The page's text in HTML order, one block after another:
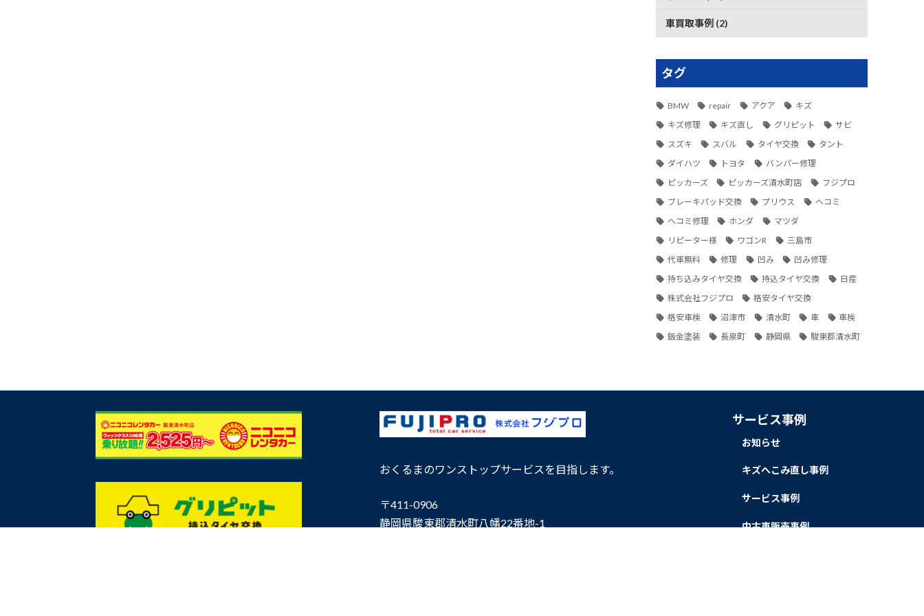
車買取事例 (2)
タグ
BMW repair アクア
キズ
キズ修理
キズ直し グリピット
サビ
スズキ
スバル タイヤ交換
タント
ダイハツ
トヨタ
バンパー修理
ピッカーズ
ピッカーズ清水町店
フジプロ
ブレーキパッド交換
プリウス
ヘコミ
ヘコミ修理
ホンダ
マツダ
リピーター様
ワゴンR
三島市
代車無料
修理 凹み
凹み修理
持ち込みタイヤ交換
持込タイヤ交換
日産
株式会社フジプロ
格安タイヤ交換
格安車検
沼津市 清水町 車
車検
鈑金塗装
長泉町 静岡県 駿東郡清水町
おくるまのワンストップサービスを目指します。
〒411-0906
静岡県駿東郡清水町八幡22番地-1
サービス事例
お知らせ
キズへこみ直し事例
サービス事例
中古車販売事例